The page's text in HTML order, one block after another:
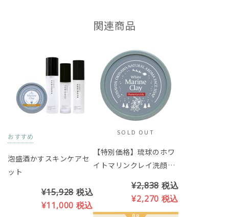
関連商品
おすすめ
泡盛酒かすスキンケアセ
ット
¥15,928 税込
¥11,000税込
SOLD OUT
【特別価格】琉球のホワ
イトマリンクレイ洗顔石
の香り）※クリスマス限
定パッケージ
¥2,838 税込
¥2,270税込